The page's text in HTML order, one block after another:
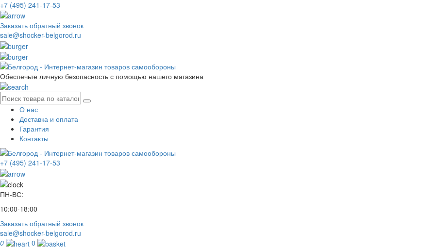
+7 (495) 241-17-53
Заказать обратный звонок
sale@shocker-belgorod.ru
Обеспечьте личную безопасность с помощью нашего магазина
О нас
Доставка и оплата
Гарантия
Контакты
+7 (495) 241-17-53
ПН-ВС:
10:00-18:00
Заказать обратный звонок
sale@shocker-belgorod.ru
0
0